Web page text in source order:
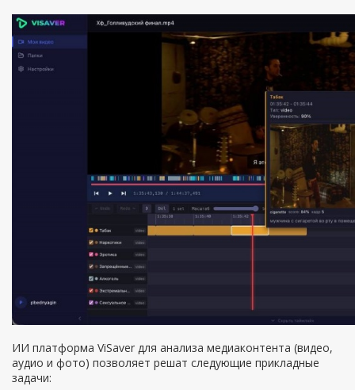
ИИ платформа ViSaver для анализа медиаконтента (видео,
аудио и фото) позволяет решат следующие прикладные
задачи: